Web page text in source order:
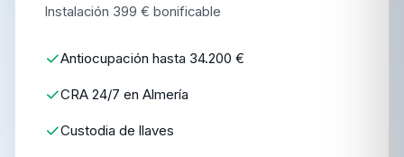
Instalación 399 € bonificable
Antiocupación hasta 34.200 €
CRA 24/7 en Almería
Custodia de llaves